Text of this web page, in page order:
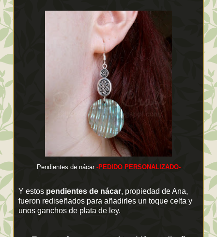
Pendientes de nácar -PEDIDO PERSONALIZADO-
Y estos pendientes de nácar, propiedad de Ana,
fueron rediseñados para añadirles un toque celta y
unos ganchos de plata de ley.